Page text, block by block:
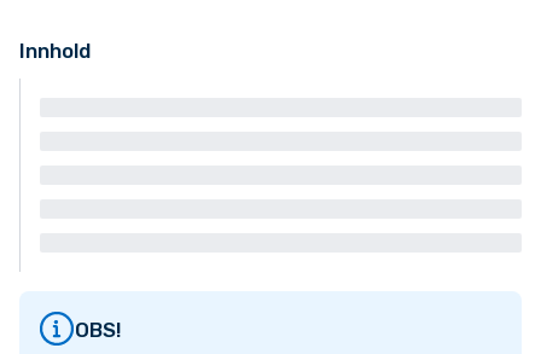
Innhold
OBS!